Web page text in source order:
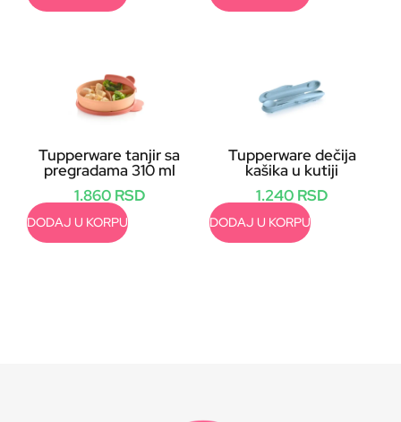
Tupperware tanjir sa
pregradama 310 ml
1.860 RSD
DODAJ U KORPU
Tupperware dečija
kašika u kutiji
1.240 RSD
DODAJ U KORPU